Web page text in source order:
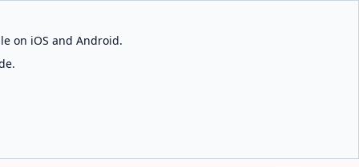
on iOS and Android.